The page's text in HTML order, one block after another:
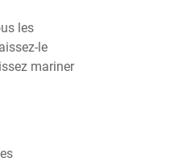
les
le
mariner